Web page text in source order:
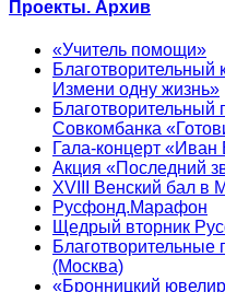
Проекты. Архив
«Учитель помощи»
Благотворительный
Измени одну жизнь»
Благотворительный
Совкомбанка
Гала-концерт
Акция «Последний
XVIII Венский бал в
Русфонд.Марафон
Щедрый вторник
(Москва)
«Бронницкий